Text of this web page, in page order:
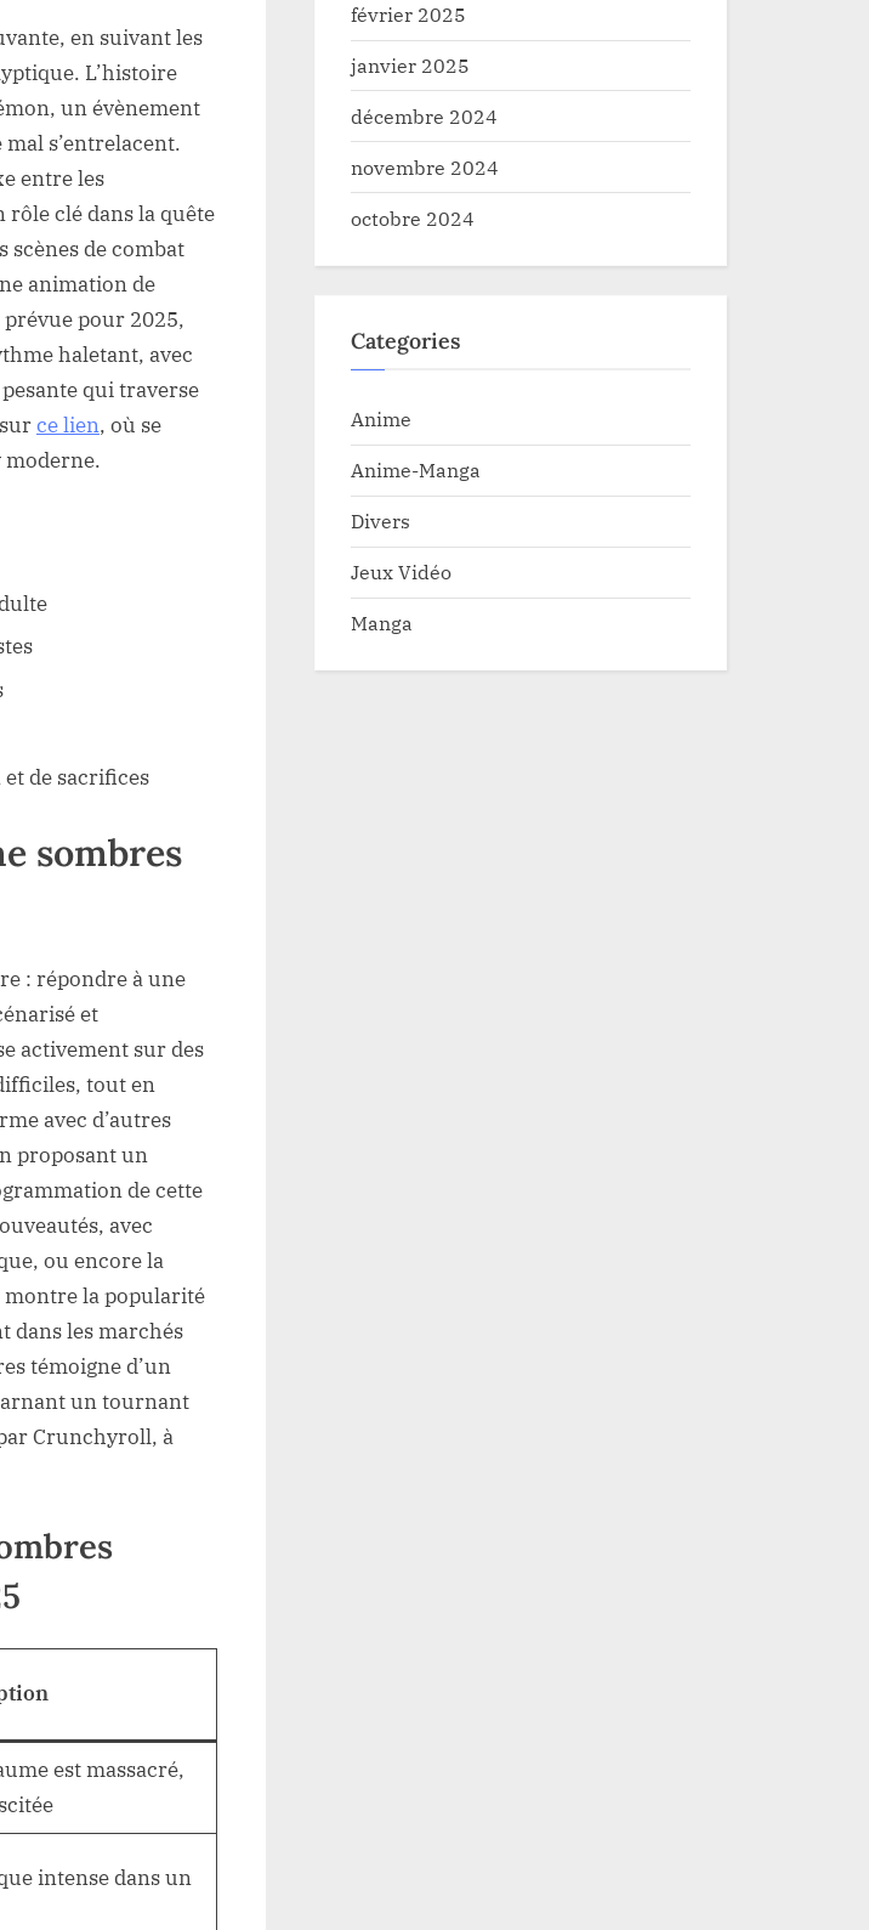
en suivant les
L’histoire
un évènement
s’entrelacent.
entre les
clé dans la quête
scènes de combat
animation de
pour 2025,
haletant, avec
qui traverse
ce lien, où se
moderne.
de sacrifices
sombres
: répondre à une
et
activement sur des
tout en
avec d’autres
proposant un
de cette
avec
ou encore la
montre la popularité
dans les marchés
témoigne d’un
un tournant
Crunchyroll, à
est massacré,
intense dans un
février 2025
janvier 2025
décembre 2024
novembre 2024
octobre 2024
Categories
Anime
Anime-Manga
Divers
Jeux Vidéo
Manga